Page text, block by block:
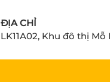
ĐỊA CHỈ
LK11A02, Khu đô thị